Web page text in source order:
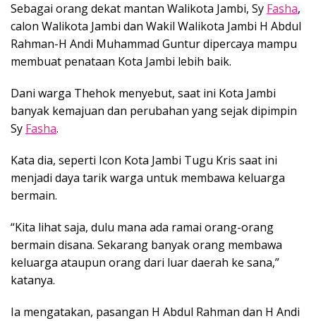
Sebagai orang dekat mantan Walikota Jambi, Sy Fasha,
calon Walikota Jambi dan Wakil Walikota Jambi H Abdul
Rahman-H Andi Muhammad Guntur dipercaya mampu
membuat penataan Kota Jambi lebih baik.
Dani warga Thehok menyebut, saat ini Kota Jambi
banyak kemajuan dan perubahan yang sejak dipimpin
Sy Fasha.
Kata dia, seperti Icon Kota Jambi Tugu Kris saat ini
menjadi daya tarik warga untuk membawa keluarga
bermain.
“Kita lihat saja, dulu mana ada ramai orang-orang
bermain disana. Sekarang banyak orang membawa
keluarga ataupun orang dari luar daerah ke sana,”
katanya.
Ia mengatakan, pasangan H Abdul Rahman dan H Andi